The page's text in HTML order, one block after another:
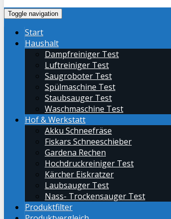
Toggle navigation
Start
Haushalt
Dampfreiniger Test
Luftreiniger Test
Saugroboter Test
Spülmaschine Test
Staubsauger Test
Waschmaschine Test
Hof & Werkstatt
Akku Schneefräse
Fiskars Schneeschieber
Gardena Rechen
Hochdruckreiniger Test
Kärcher Eiskratzer
Laubsauger Test
Nass- Trockensauger Test
Produktfilter